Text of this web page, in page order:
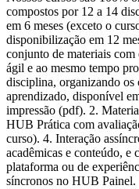
compostos por 12 a 14
em 6 meses (exceto o
disponibilização em 12
conjunto de materiais
ágil e ao mesmo tempo
disciplina, organizando os
aprendizado, disponível
impressão (pdf). 2.
HUB Prática com
curso). 4. Interação
acadêmicas e conteúdo, e
plataforma ou de
síncronos no HUB Painel.